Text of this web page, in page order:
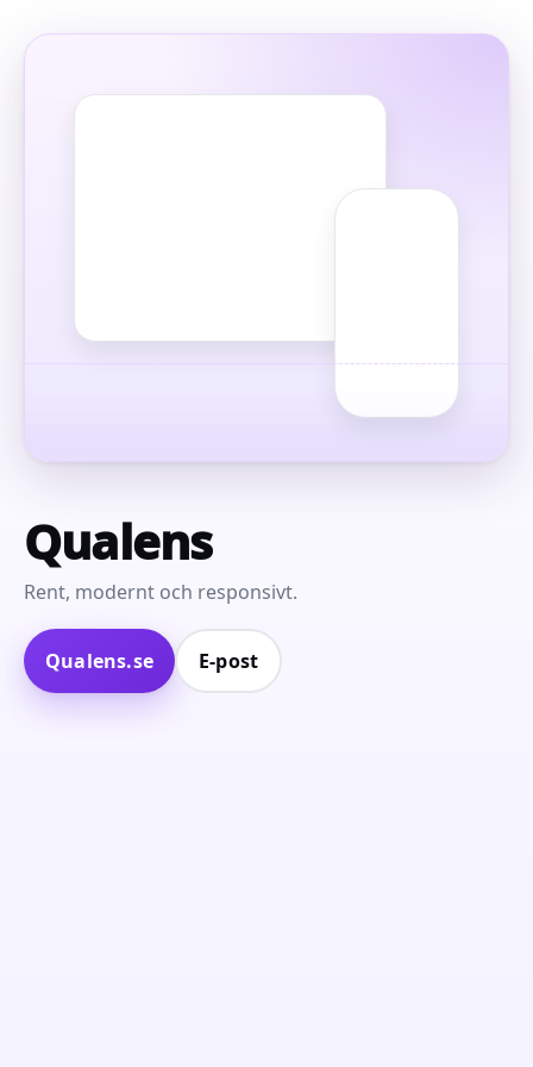
Qualens
Rent, modernt och responsivt.
Qualens.se E‑post